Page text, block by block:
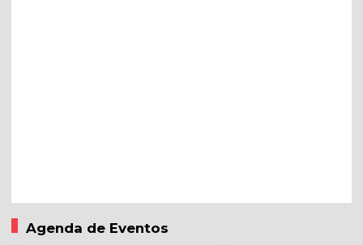
Agenda de Eventos